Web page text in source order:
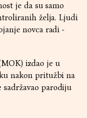
je da su samo
želja. Ljudi
novca radi -
izdao je u
nakon pritužbi na
parodiju